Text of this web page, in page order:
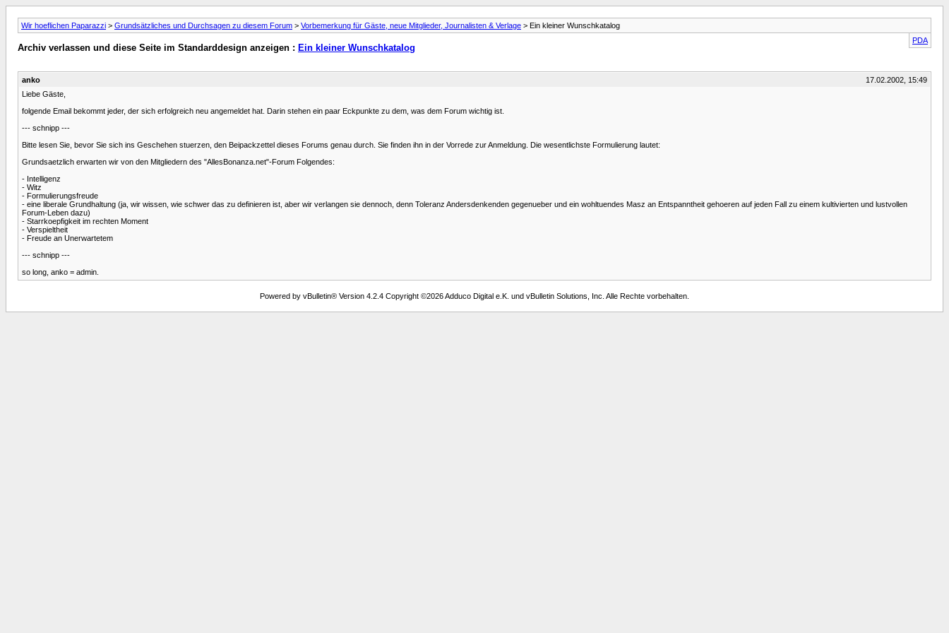
Wir hoeflichen Paparazzi > Grundsätzliches und Durchsagen zu diesem Forum > Vorbemerkung für Gäste, neue Mitglieder, Journalisten & Verlage > Ein kleiner Wunschkatalog
PDA
Archiv verlassen und diese Seite im Standarddesign anzeigen : Ein kleiner Wunschkatalog
anko
17.02.2002, 15:49
Liebe Gäste,
folgende Email bekommt jeder, der sich erfolgreich neu angemeldet hat. Darin stehen ein paar Eckpunkte zu dem, was dem Forum wichtig ist.
--- schnipp ---
Bitte lesen Sie, bevor Sie sich ins Geschehen stuerzen, den Beipackzettel dieses Forums genau durch. Sie finden ihn in der Vorrede zur Anmeldung. Die wesentlichste Formulierung lautet:
Grundsaetzlich erwarten wir von den Mitgliedern des "AllesBonanza.net"-Forum Folgendes:
- Intelligenz
- Witz
- Formulierungsfreude
- eine liberale Grundhaltung (ja, wir wissen, wie schwer das zu definieren ist, aber wir verlangen sie dennoch, denn Toleranz Andersdenkenden gegenueber und ein wohltuendes Masz an Entspanntheit gehoeren auf jeden Fall zu einem kultivierten und lustvollen
Forum-Leben dazu)
- Starrkoepfigkeit im rechten Moment
- Verspieltheit
- Freude an Unerwartetem
--- schnipp ---
so long, anko = admin.
Powered by vBulletin® Version 4.2.4 Copyright ©2026 Adduco Digital e.K. und vBulletin Solutions, Inc. Alle Rechte vorbehalten.